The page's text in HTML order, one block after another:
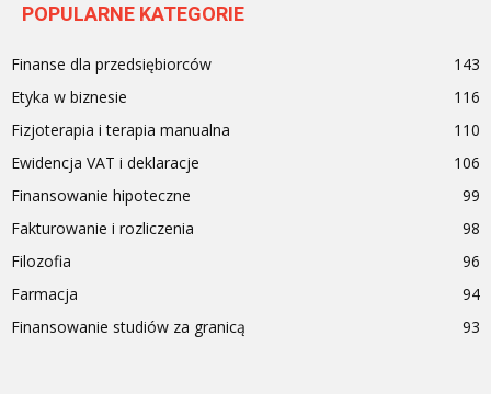
POPULARNE KATEGORIE
Finanse dla przedsiębiorców
143
Etyka w biznesie
116
Fizjoterapia i terapia manualna
110
Ewidencja VAT i deklaracje
106
Finansowanie hipoteczne
99
Fakturowanie i rozliczenia
98
Filozofia
96
Farmacja
94
Finansowanie studiów za granicą
93